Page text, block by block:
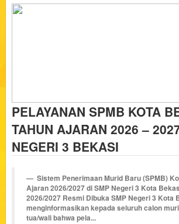
PELAYANAN SPMB KOTA
TAHUN AJARAN 2026 –
NEGERI 3 BEKASI
Sistem Penerimaan Murid Baru (SPMB)
Ajaran 2026/2027 di SMP Negeri 3 Kota
2026/2027 Resmi Dibuka SMP Negeri 3 Kota
menginformasikan kepada seluruh calon
tua/wali bahwa pela...